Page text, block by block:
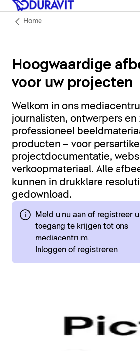
Home
Hoogwaardige
voor uw projecten
Welkom in ons
journalisten, ontwerpers en
professioneel
producten – voor
projectdocumentatie,
verkoopmateriaal. Alle
kunnen in drukklare
gedownload.
Meld u nu aan of registreer
toegang te krijgen tot ons
mediacentrum.
Inloggen of registreren